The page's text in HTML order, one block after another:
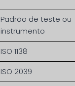
Padrão de teste ou
instrumento
ISO 1138
ISO 2039